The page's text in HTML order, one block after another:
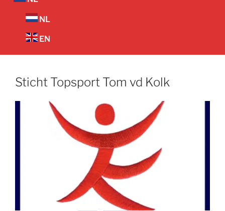
NL
EN
Sticht Topsport Tom vd Kolk